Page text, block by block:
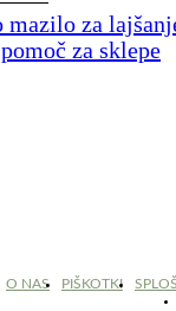
mazilo za
za sklepe
O NAS PIŠKOTKI